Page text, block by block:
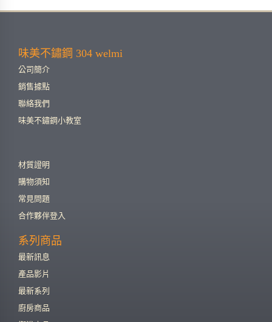
味美不鏽鋼 304 welmi
公司簡介
銷售據點
聯絡我們
味美不鏽鋼小教室
材質證明
購物須知
常見問題
合作夥伴登入
系列商品
最新訊息
產品影片
最新系列
廚房商品